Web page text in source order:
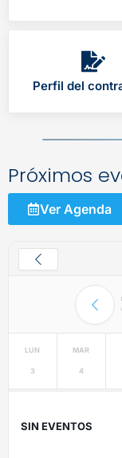
Perfil del
Próximos
Ver Agenda
LUN
3
MAR
4
SIN EVENTOS